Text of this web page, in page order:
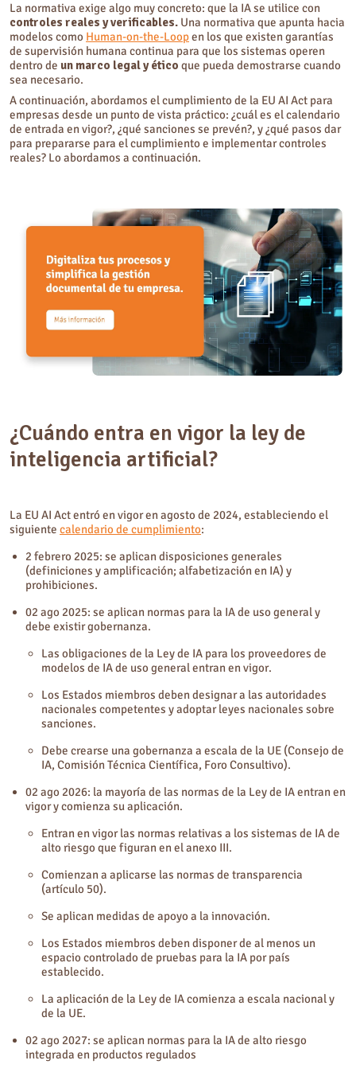
La normativa exige algo muy concreto: que la IA se utilice con
controles reales y verificables. Una normativa que apunta hacia
modelos como Human-on-the-Loopen los que existen garantías
de supervisión humana continua para que los sistemas operen
dentro de un marco legal y ético que pueda demostrarse cuando
sea necesario.
A continuación, abordamos el cumplimiento de la EU AI Act para
empresas desde un punto de vista práctico: ¿cuál es el calendario
de entrada en vigor?, ¿qué sanciones se prevén?, y ¿qué pasos dar
para prepararse para el cumplimiento e implementar controles
reales? Lo abordamos a continuación.
¿Cuándo entra en vigor la ley de
inteligencia artificial?
La EU AI Act entró en vigor en agosto de 2024, estableciendo el
siguiente calendario de cumplimiento:
2 febrero 2025: se aplican disposiciones generales
(definiciones y amplificación; alfabetización en IA) y
prohibiciones.
02 ago 2025: se aplican normas para la IA de uso general y
debe existir gobernanza.
Las obligaciones de la Ley de IA para los proveedores de
modelos de IA de uso general entran en vigor.
Los Estados miembros deben designar a las autoridades
nacionales competentes y adoptar leyes nacionales sobre
sanciones.
Debe crearse una gobernanza a escala de la UE (Consejo de
IA, Comisión Técnica Científica, Foro Consultivo).
02 ago 2026: la mayoría de las normas de la Ley de IA entran en
vigor y comienza su aplicación.
Entran en vigor las normas relativas a los sistemas de IA de
alto riesgo que figuran en el anexo III.
Comienzan a aplicarse las normas de transparencia
(artículo 50).
Se aplican medidas de apoyo a la innovación.
Los Estados miembros deben disponer de al menos un
espacio controlado de pruebas para la IA por país
establecido.
La aplicación de la Ley de IA comienza a escala nacional y
de la UE.
02 ago 2027: se aplican normas para la IA de alto riesgo
integrada en productos regulados